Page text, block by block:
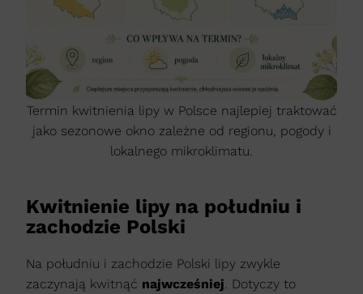
Termin kwitnienia lipy w Polsce najlepiej traktować
jako sezonowe okno zależne od regionu, pogody i
lokalnego mikroklimatu.
Kwitnienie lipy na południu i
zachodzie Polski
Na południu i zachodzie Polski lipy zwykle
zaczynają kwitnąć najwcześniej. Dotyczy to